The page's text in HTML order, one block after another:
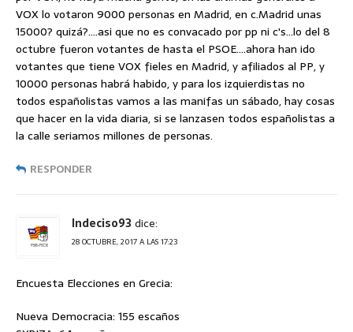
VOX lo votaron 9000 personas en Madrid, en c.Madrid unas
15000? quizá?….asi que no es convacado por pp ni c's…lo del 8
octubre fueron votantes de hasta el PSOE….ahora han ido
votantes que tiene VOX fieles en Madrid, y afiliados al PP, y
10000 personas habrá habido, y para los izquierdistas no
todos españolistas vamos a las manifas un sábado, hay cosas
que hacer en la vida diaria, si se lanzasen todos españolistas a
la calle seriamos millones de personas.
RESPONDER
Indeciso93 dice:
28 OCTUBRE, 2017 A LAS 17:23
Encuesta Elecciones en Grecia:
Nueva Democracia: 155 escaños